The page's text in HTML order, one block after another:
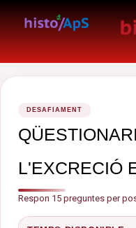
DESAFIAMENT
L'EXCRECIÓ
Respon 15 preguntes per